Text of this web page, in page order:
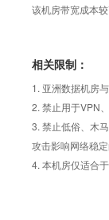
该机房带宽成本
相关限制：
1. 亚洲数据机房
2. 禁止用于VPN
3. 禁止低俗、木
攻击影响网络稳
4. 本机房仅适合